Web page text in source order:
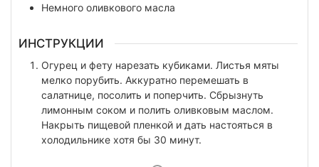
Немного оливкового масла
ИНСТРУКЦИИ
Огурец и фету нарезать кубиками. Листья мяты
мелко порубить. Аккуратно перемешать в
салатнице, посолить и поперчить. Сбрызнуть
лимонным соком и полить оливковым маслом.
Накрыть пищевой пленкой и дать настояться в
холодильнике хотя бы 30 минут.